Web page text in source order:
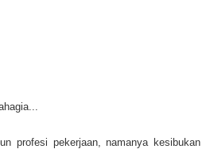
profesi pekerjaan, namanya kesibukan